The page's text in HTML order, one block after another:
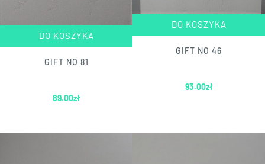
DO KOSZYKA
GIFT NO 81
89.00zł
DO KOSZYKA
GIFT NO 46
93.00zł